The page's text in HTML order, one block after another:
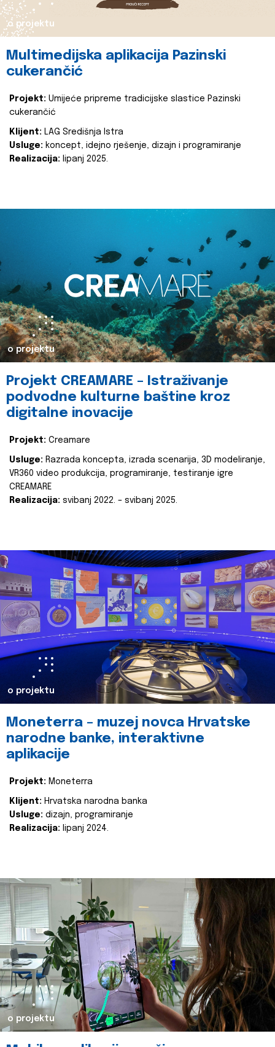
o projektu
Multimedijska aplikacija Pazinski
cukerančić
Projekt: Umijeće pripreme tradicijske slastice Pazinski
cukerančić
Klijent: LAG Središnja Istra
Usluge: koncept, idejno rješenje, dizajn i programiranje
Realizacija: lipanj 2025.
o projektu
Projekt CREAMARE – Istraživanje
podvodne kulturne baštine kroz
digitalne inovacije
Projekt: Creamare
Usluge: Razrada koncepta, izrada scenarija, 3D modeliranje,
VR360 video produkcija, programiranje, testiranje igre
CREAMARE
Realizacija: svibanj 2022. – svibanj 2025.
o projektu
Moneterra – muzej novca Hrvatske
narodne banke, interaktivne
aplikacije
Projekt: Moneterra
Klijent: Hrvatska narodna banka
Usluge: dizajn, programiranje
Realizacija: lipanj 2024.
o projektu